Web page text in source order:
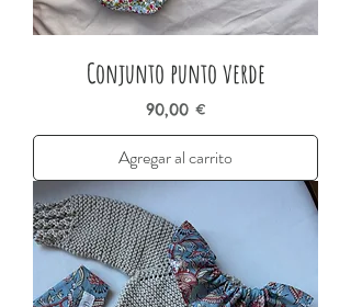
Conjunto punto verde
Precio
90,00 €
Agregar al carrito